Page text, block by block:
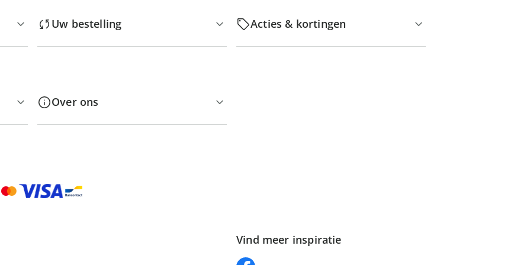
Uw bestelling Acties & kortingen
Over ons
Vind meer inspiratie